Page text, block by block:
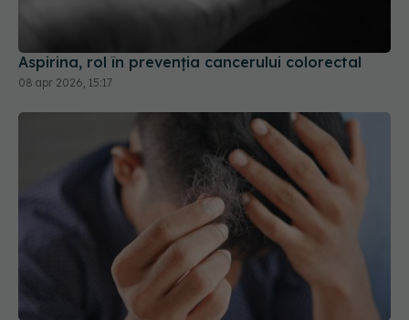
Aspirina, rol în prevenția cancerului colorectal
08 apr 2026, 15:17